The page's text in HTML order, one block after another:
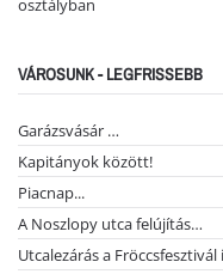
osztályban
VÁROSUNK - LEGFRISSEBB
Garázsvásár …
Kapitányok között!
Piacnap...
A Noszlopy utca felújítás…
Utcalezárás a Fröccsfesztivál